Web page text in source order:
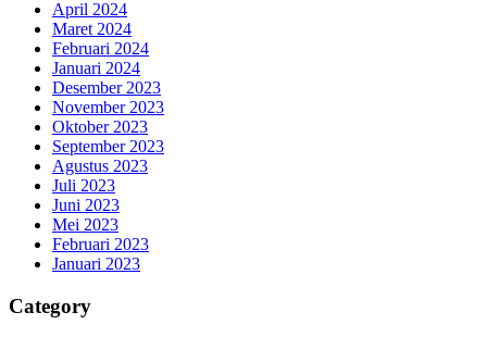
April 2024
Maret 2024
Februari 2024
Januari 2024
Desember 2023
November 2023
Oktober 2023
September 2023
Agustus 2023
Juli 2023
Juni 2023
Mei 2023
Februari 2023
Januari 2023
Category